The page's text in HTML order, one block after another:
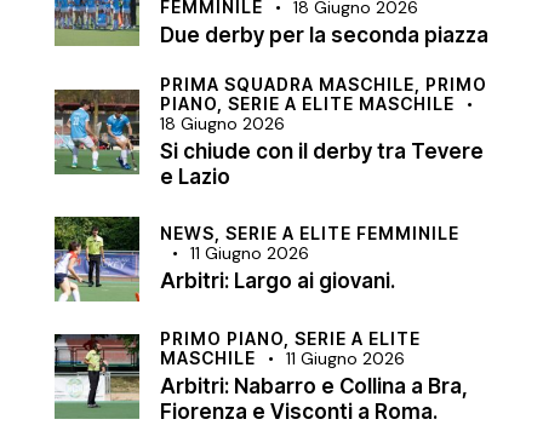
FEMMINILE 18 Giugno 2026
Due derby per la seconda piazza
PRIMA SQUADRA MASCHILE, PRIMO
PIANO, SERIE A ELITE MASCHILE
18 Giugno 2026
Si chiude con il derby tra Tevere
e Lazio
NEWS, SERIE A ELITE FEMMINILE
11 Giugno 2026
Arbitri: Largo ai giovani.
PRIMO PIANO, SERIE A ELITE
MASCHILE
11 Giugno 2026
Arbitri: Nabarro e Collina a Bra,
Fiorenza e Visconti a Roma.